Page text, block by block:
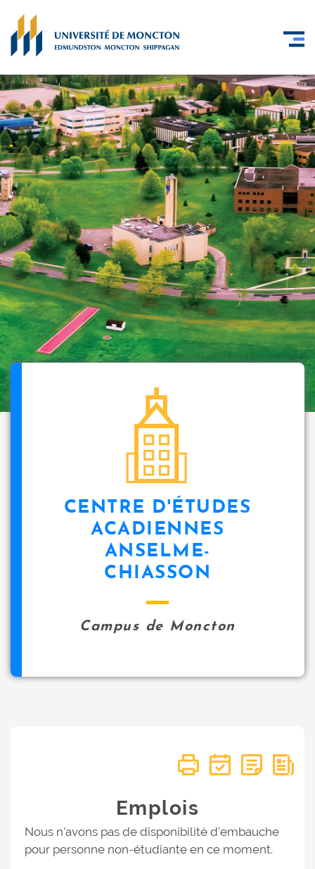
CENTRE D'ÉTUDES
ACADIENNES
ANSELME-
CHIASSON
Campus de Moncton
Emplois
Nous n'avons pas de disponibilité d'embauche
pour personne non-étudiante en ce moment.